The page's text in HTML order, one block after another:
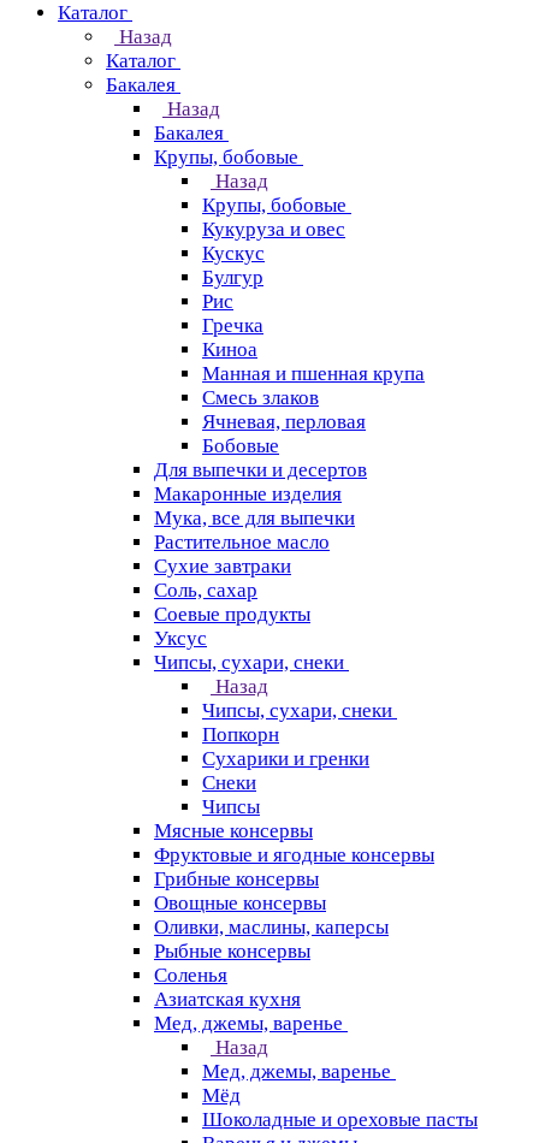
Каталог
Назад
Каталог
Бакалея
Назад
Бакалея
Крупы, бобовые
Назад
Крупы, бобовые
Кукуруза и овес
Кускус
Булгур
Рис
Гречка
Киноа
Манная и пшенная крупа
Смесь злаков
Ячневая, перловая
Бобовые
Для выпечки и десертов
Макаронные изделия
Мука, все для выпечки
Растительное масло
Сухие завтраки
Соль, сахар
Соевые продукты
Уксус
Чипсы, сухари, снеки
Назад
Чипсы, сухари, снеки
Попкорн
Сухарики и гренки
Снеки
Чипсы
Мясные консервы
Фруктовые и ягодные консервы
Грибные консервы
Овощные консервы
Оливки, маслины, каперсы
Рыбные консервы
Соленья
Азиатская кухня
Мед, джемы, варенье
Назад
Мед, джемы, варенье
Мёд
Шоколадные и ореховые пасты